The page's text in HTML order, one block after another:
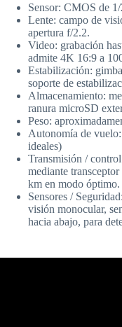
Sensor: CMOS de
Lente: campo de
apertura f/2.2.
Video: grabación
admite 4K 16:9 a
Estabilización:
soporte de
Almacenamiento:
ranura microSD
Peso:
Autonomía de
ideales)
Transmisión /
mediante
km en modo óptimo.
Sensores /
visión monocular,
hacia abajo, para